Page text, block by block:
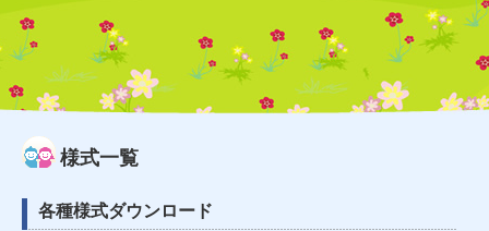
様式一覧
各種様式ダウンロード